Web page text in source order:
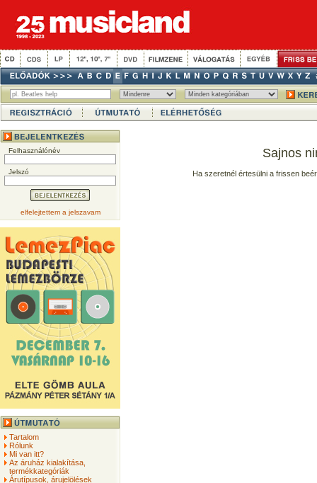
Felhasználónév
Jelszó
elfelejtettem a jelszavam
Tartalom
Rólunk
Mi van itt?
Az áruház kialakítása,
termékkategóriák
Árutípusok, árujelölések
Sajnos
Ha szeretnél értesülni a frissen